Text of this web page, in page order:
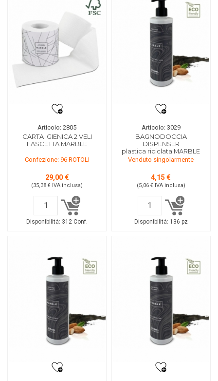
Articolo: 2805
CARTA IGIENICA 2 VELI
FASCETTA MARBLE
Confezione: 96 ROTOLI
29,00 €
(35,38 € IVA inclusa)
Disponibilità: 312 Conf.
Articolo: 3029
BAGNODOCCIA
DISPENSER
plastica riciclata MARBLE
Venduto singolarmente
4,15 €
(5,06 € IVA inclusa)
Disponibilità: 136 pz